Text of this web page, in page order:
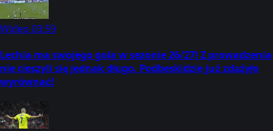
Wideo 03:59
Lechia ma swojego gola w sezonie 26/27! Z prowadzenia
nie cieszyli się jednak długo. Podbeskidzie już zdążyło
wyrównać!